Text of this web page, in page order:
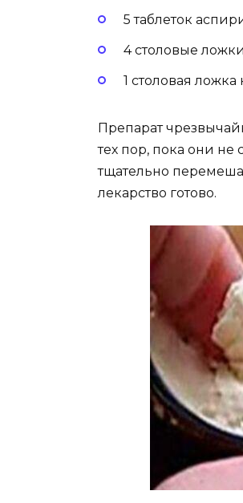
5 таблеток
4 столовые
1 столовая ложка
Препарат
тех пор, пока они не
тщательно
лекарство готово.